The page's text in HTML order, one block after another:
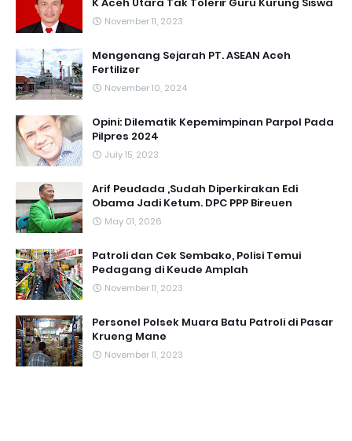
November 11, 2023
Mengenang Sejarah PT. ASEAN Aceh
Fertilizer
November 10, 2024
Opini: Dilematik Kepemimpinan Parpol Pada
Pilpres 2024
July 15, 2023
Arif Peudada ,Sudah Diperkirakan Edi
Obama Jadi Ketum. DPC PPP Bireuen
May 01, 2026
Patroli dan Cek Sembako, Polisi Temui
Pedagang di Keude Amplah
November 11, 2023
Personel Polsek Muara Batu Patroli di Pasar
Krueng Mane
November 11, 2023